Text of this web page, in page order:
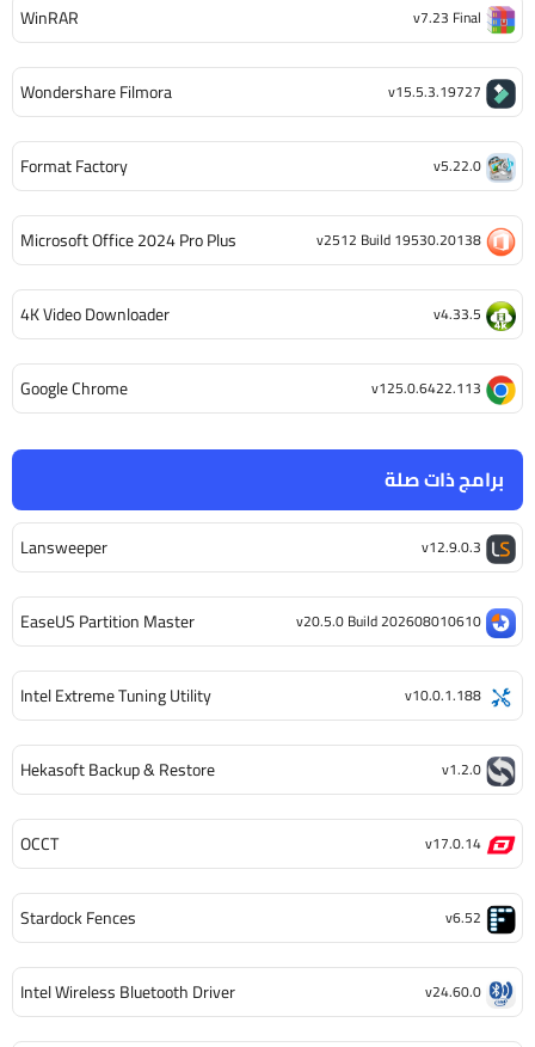
برامج ذات صلة
Lansweeper v12.9.0.3
EaseUS Partition Master v20.5.0 Build 202608010610
Intel Extreme Tuning Utility v10.0.1.188
Hekasoft Backup & Restore v1.2.0
OCCT v17.0.14
Stardock Fences v6.52
Intel Wireless Bluetooth Driver v24.60.0
WinRAR v7.23 Final
Wondershare Filmora v15.5.3.19727
Format Factory v5.22.0
Microsoft Office 2024 Pro Plus v2512 Build 19530.20138
4K Video Downloader v4.33.5
Google Chrome v125.0.6422.113